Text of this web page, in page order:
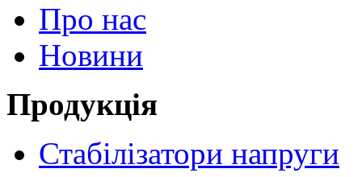
Про нас
Новини
Продукція
Стабілізатори напруги